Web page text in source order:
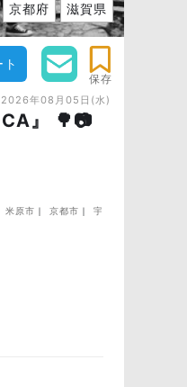
京都府 滋賀県
保存
2026年08月05日(水)
』 🌳📷
米原市 京都市 宇治市